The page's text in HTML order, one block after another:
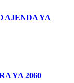
AJENDA YA
YA 2060